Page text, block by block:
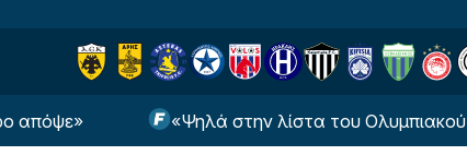
«Ψηλά στην λίστα του Ολυμπιακού ο Μπλέσα»